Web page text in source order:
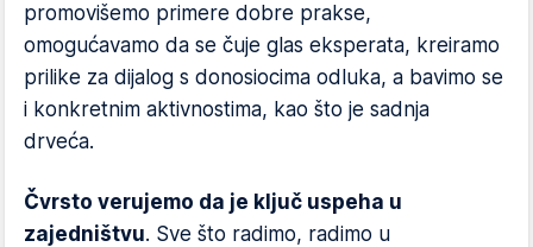
promovišemo primere dobre prakse,
omogućavamo da se čuje glas eksperata, kreiramo
prilike za dijalog s donosiocima odluka, a bavimo se
i konkretnim aktivnostima, kao što je sadnja
drveća.
Čvrsto verujemo da je ključ uspeha u
zajedništvu. Sve što radimo, radimo u